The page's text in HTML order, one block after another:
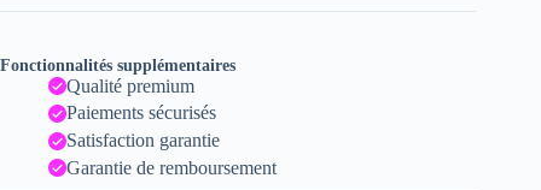
Fonctionnalités supplémentaires
Qualité premium
Paiements sécurisés
Satisfaction garantie
Garantie de remboursement